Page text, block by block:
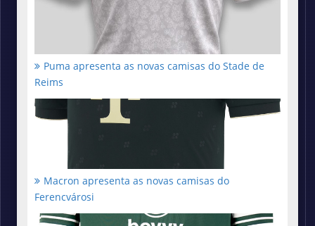
Puma apresenta as novas camisas do Stade de
Reims
Macron apresenta as novas camisas do
Ferencvárosi